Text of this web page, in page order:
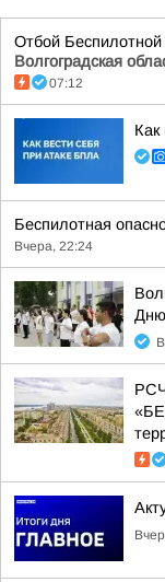
Отбой Беспилотной
Волгоградская
07:12
Как
Беспилотная
Вчера, 22:24
Дню